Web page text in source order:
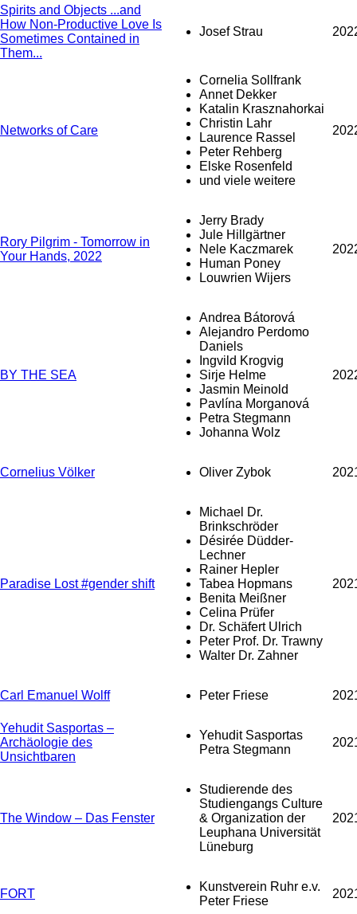
Spirits and Objects ...and
How Non-Productive Love Is
Sometimes Contained in
Them...
Josef Strau
Networks of Care
Cornelia Sollfrank
Annet Dekker
Katalin Krasznahorkai
Christin Lahr
Laurence Rassel
Peter Rehberg
Elske Rosenfeld
und viele weitere
Rory Pilgrim - Tomorrow in
Your Hands, 2022
Jerry Brady
Jule Hillgärtner
Nele Kaczmarek
Human Poney
Louwrien Wijers
BY THE SEA
Andrea Bátorová
Alejandro Perdomo
Daniels
Ingvild Krogvig
Sirje Helme
Jasmin Meinold
Pavlína Morganová
Petra Stegmann
Johanna Wolz
Cornelius Völker Oliver Zybok
Paradise Lost #gender shift
Michael Dr.
Brinkschröder
Désirée Düdder-
Lechner
Rainer Hepler
Tabea Hopmans
Benita Meißner
Celina Prüfer
Dr. Schäfert Ulrich
Peter Prof. Dr. Trawny
Walter Dr. Zahner
Carl Emanuel Wolff Peter Friese
Yehudit Sasportas –
Archäologie des
Unsichtbaren
Yehudit Sasportas
Petra Stegmann
The Window – Das Fenster
Studierende des
Studiengangs Culture
& Organization der
Leuphana Universität
Lüneburg
FORT
Kunstverein Ruhr e.v.
Peter Friese